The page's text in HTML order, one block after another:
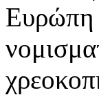
Ευρώπη